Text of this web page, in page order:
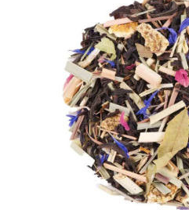
5,0
z
5
hvězdiček.